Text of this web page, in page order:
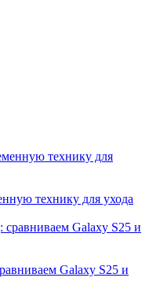
технику для ухода
Galaxy S25 и